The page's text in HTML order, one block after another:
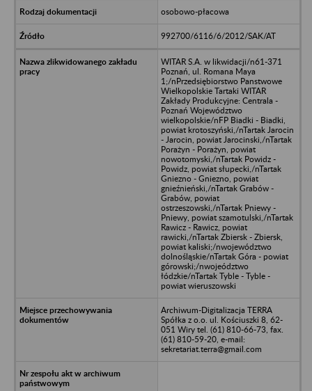
osobowo-płacowa
992700/6116/6/2012/SAK/AT
WITAR S.A. w likwidacji/n61-371
Poznań, ul. Romana Maya
1;/nPrzedsiębiorstwo Panstwowe
Wielkopolskie Tartaki WITAR
Zakłady Produkcyjne: Centrala -
Poznań Województwo
wielkopolskie/nFP Biadki - Biadki,
powiat krotoszyński,/nTartak Jarocin
- Jarocin, powiat Jarocinski,/nTartak
Porażyn - Porażyn, powiat
nowotomyski,/nTartak Powidz -
Powidz, powiat słupecki,/nTartak
Gniezno - Gniezno, powiat
gnieźnieński,/nTartak Grabów -
Grabów, powiat
ostrzeszowski,/nTartak Pniewy -
Pniewy, powiat szamotulski,/nTartak
Rawicz - Rawicz, powiat
rawicki,/nTartak Zbiersk - Zbiersk,
powiat kaliski;/nwojewództwo
dolnośląskie/nTartak Góra - powiat
górowski;/nwojeództwo
łódzkie/nTartak Tyble - Tyble -
powiat wieruszowski
Archiwum-Digitalizacja TERRA
Spółka z o.o. ul. Kościuszki 8, 62-
051 Wiry tel. (61) 810-66-73, fax.
(61) 810-59-20, e-mail:
sekretariat.terra@gmail.com